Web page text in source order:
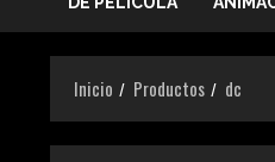
Inicio Productos dc